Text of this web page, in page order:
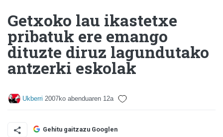
Getxoko lau ikastetxe
pribatuk ere emango
dituzte diruz lagundutako
antzerki eskolak
Ukberri 2007ko abenduaren 12a
Gehitu gaitzazu Googlen